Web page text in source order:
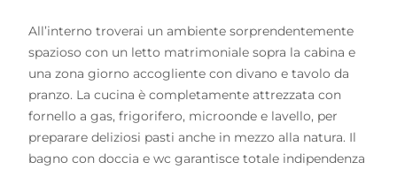
All’interno troverai un ambiente sorprendentemente
spazioso con un letto matrimoniale sopra la cabina e
una zona giorno accogliente con divano e tavolo da
pranzo. La cucina è completamente attrezzata con
fornello a gas, frigorifero, microonde e lavello, per
preparare deliziosi pasti anche in mezzo alla natura. Il
bagno con doccia e wc garantisce totale indipendenza